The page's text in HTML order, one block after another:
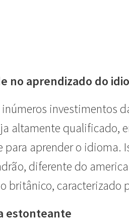
no aprendizado do
investimentos
altamente qualificado,
para aprender o idioma.
diferente do
britânico, caracterizado
estonteante